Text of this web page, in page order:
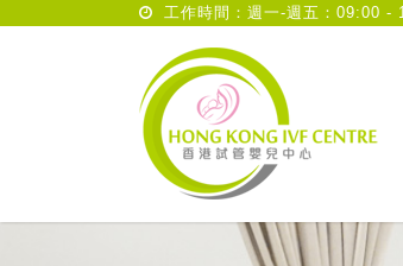
工作時間：週一-週五：09:00